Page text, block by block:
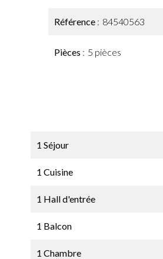
Référence 84540563
Pièces 5 pièces
1 Séjour
1 Cuisine
1 Hall d'entrée
1 Balcon
1 Chambre